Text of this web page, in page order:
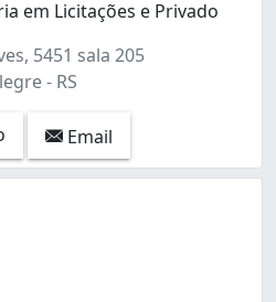
em Licitações e Privado
5451 sala 205
- RS
Email